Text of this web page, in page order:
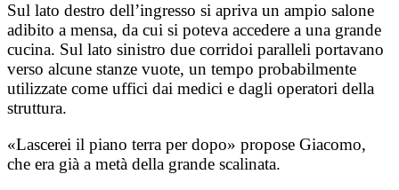
Sul lato destro dell’ingresso si apriva un ampio salone
adibito a mensa, da cui si poteva accedere a una grande
cucina. Sul lato sinistro due corridoi paralleli portavano
verso alcune stanze vuote, un tempo probabilmente
utilizzate come uffici dai medici e dagli operatori della
struttura.
«Lascerei il piano terra per dopo» propose Giacomo,
che era già a metà della grande scalinata.